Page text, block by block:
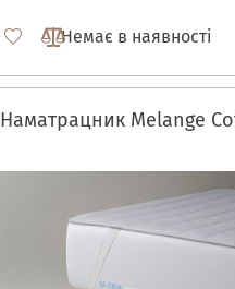
Немає в наявності
Наматрацник Melange